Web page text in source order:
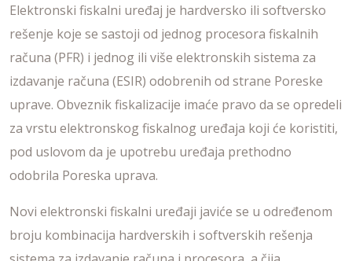
Elektronski fiskalni uređaj je hardversko ili softversko
rešenje koje se sastoji od jednog procesora fiskalnih
računa (PFR) i jednog ili više elektronskih sistema za
izdavanje računa (ESIR) odobrenih od strane Poreske
uprave. Obveznik fiskalizacije imaće pravo da se opredeli
za vrstu elektronskog fiskalnog uređaja koji će koristiti,
pod uslovom da je upotrebu uređaja prethodno
odobrila Poreska uprava.
Novi elektronski fiskalni uređaji javiće se u određenom
broju kombinacija hardverskih i softverskih rešenja